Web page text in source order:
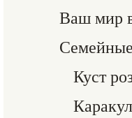
Ваш мир
Куст